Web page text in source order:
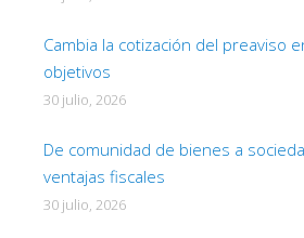
Cambia la cotización del preaviso
objetivos
30 julio, 2026
De comunidad de bienes a
ventajas fiscales
30 julio, 2026